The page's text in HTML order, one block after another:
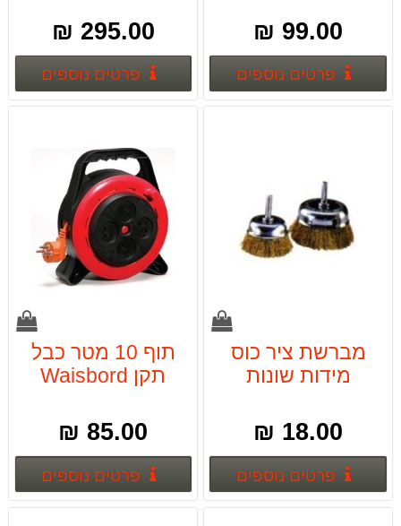
99.00 ₪
פרטים נוספיםפרטים נוספים
295.00 ₪
פרטים נוספים
מברשת ציר כוס
מידות שונות
18.00 ₪
פרטים נוספיםפרטים נוספים
תוף 10 מטר כבל
תקן Waisbord
85.00 ₪
פרטים נוספים